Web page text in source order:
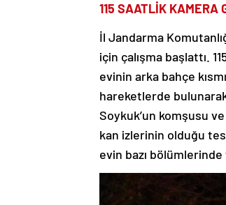
115 SAATLİK KAMERA
İl Jandarma
için çalışma başlattı.
evinin arka bahçe
hareketlerde
Soykuk’un komşusu
kan izlerinin olduğu
evin bazı